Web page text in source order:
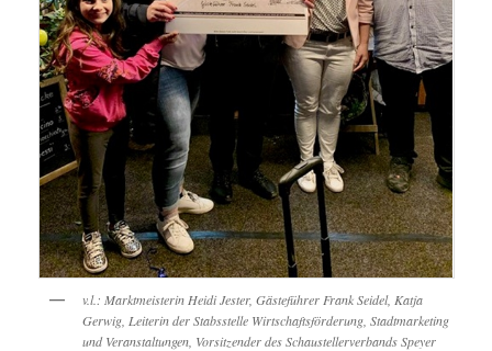
v.l.: Marktmeisterin Heidi Jester, Gästeführer Frank Seidel, Katja
Gerwig, Leiterin der Stabsstelle Wirtschaftsförderung, Stadtmarketing
und Veranstaltungen, Vorsitzender des Schaustellerverbands Speyer